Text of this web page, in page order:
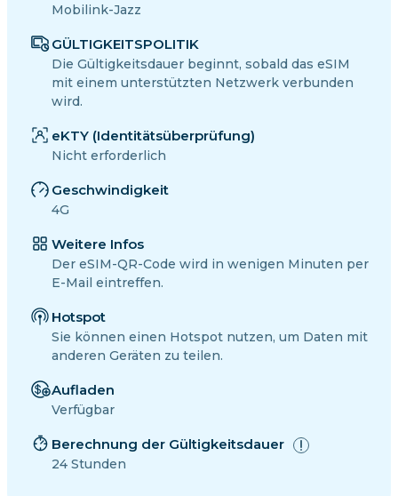
Mobilink-Jazz
GÜLTIGKEITSPOLITIK
Die Gültigkeitsdauer beginnt, sobald das eSIM
mit einem unterstützten Netzwerk verbunden
wird.
eKTY (Identitätsüberprüfung)
Nicht erforderlich
Geschwindigkeit
4G
Weitere Infos
Der eSIM-QR-Code wird in wenigen Minuten per
E-Mail eintreffen.
Hotspot
Sie können einen Hotspot nutzen, um Daten mit
anderen Geräten zu teilen.
Aufladen
Verfügbar
Berechnung der Gültigkeitsdauer
24 Stunden